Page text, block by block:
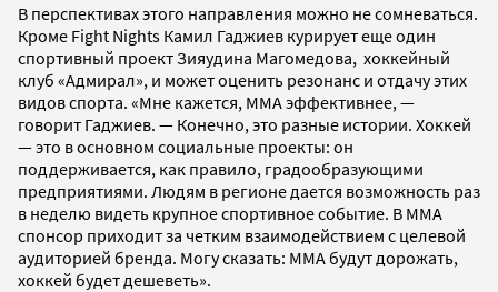
В перспективах этого направления можно не сомневаться.
Кроме Fight Nights Камил Гаджиев курирует еще один
спортивный проект Зияудина Магомедова, хоккейный
клуб «Адмирал», и может оценить резонанс и отдачу этих
видов спорта. «Мне кажется, ММА эффективнее, —
говорит Гаджиев. — Конечно, это разные истории. Хоккей
— это в основном социальные проекты: он
поддерживается, как правило, градо­образующими
предприятиями. Людям в регионе дается возможность раз
в неделю видеть крупное спортивное событие. В ММА
спонсор приходит за четким взаимодействием с целевой
аудиторией бренда. Могу сказать: ММА будут дорожать,
хоккей будет дешеветь».